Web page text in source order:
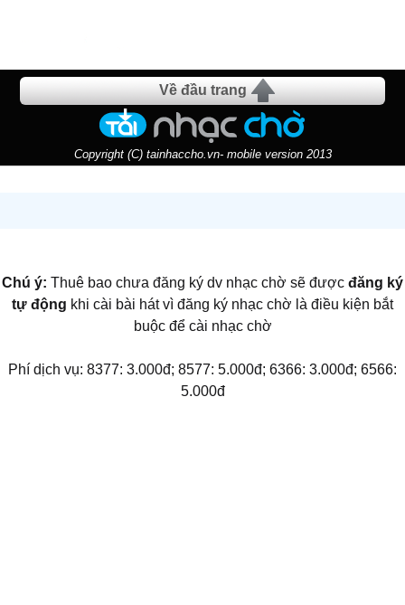
Về đầu trang
Copyright (C) tainhaccho.vn- mobile version 2013
Chú ý: Thuê bao chưa đăng ký dv nhạc chờ sẽ được đăng ký
tự động khi cài bài hát vì đăng ký nhạc chờ là điều kiện bắt
buộc để cài nhạc chờ
Phí dịch vụ: 8377: 3.000đ; 8577: 5.000đ; 6366: 3.000đ; 6566:
5.000đ